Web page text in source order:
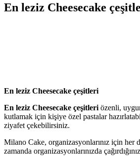
En leziz Cheesecake
En leziz Cheesecake çeşitleri
En leziz Cheesecake çeşitleri özenli,
kutlamak için kişiye özel pastalar
ziyafet çekebilirsiniz.
Milano Cake, organizasyonlarınız için her
zamanda organizasyonlarınızda